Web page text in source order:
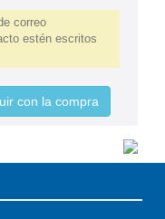
correo
estén escritos
con la compra